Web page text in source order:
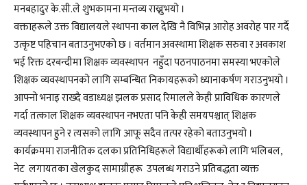
मनबहादुर के.सी.ले शुभकामना मन्तव्य राख्नुभयो ।
वक्ताहरूले उक्त विद्यालयले स्थापना काल देखि नै विभिन्न आरोह अवरोह पार गर्दै
उत्कृष्ट पहिचान बताउनुभएको छ । वर्तमान अवस्थामा शिक्षक सरुवा र अवकाश
भई रिक्त दरबन्दीमा शिक्षक व्यवस्थापन नहुँदा पठनपाठनमा समस्या भएकोले
शिक्षक व्यवस्थापनको लागि सम्बन्धित निकायहरूको ध्यानाकर्षण गराउनुभयो ।
आफ्नो भनाइ राख्दै वडाध्यक्ष झलक प्रसाद रिमालले केही प्राविधिक कारणले
गर्दा तत्काल शिक्षक व्यवस्थापन नभएता पनि केही समयपश्चात् शिक्षक
व्यवस्थापन हुने र त्यसको लागि आफू सदैव तत्पर रहेको बताउनुभयो ।
कार्यक्रममा राजनीतिक दलका प्रतिनिधिहरूले विद्यार्थीहरूको लागि भलिबल,
नेट लगायतका खेलकुद सामाग्रीहरू उपलब्ध गराउने प्रतिबद्धता व्यक्त